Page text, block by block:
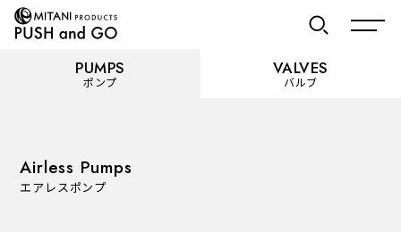
PUMPS
ポンプ
VALVES
バルブ
Airless Pumps
エアレスポンプ